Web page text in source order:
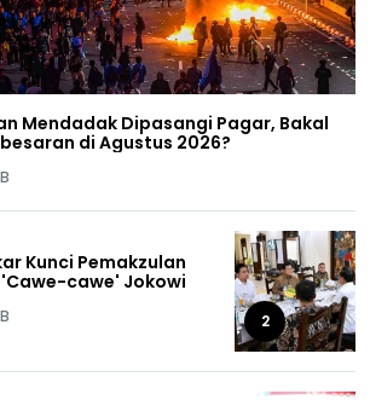
Mendadak Dipasangi Pagar, Bakal
di Agustus 2026?
Kunci Pemakzulan
cawe' Jokowi
2